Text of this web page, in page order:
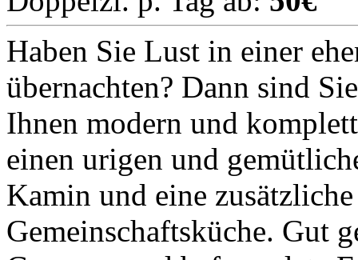
Haben Sie Lust in einer
übernachten? Dann sind
Ihnen modern und
einen urigen und
Kamin und eine
Gemeinschaftsküche. Gut